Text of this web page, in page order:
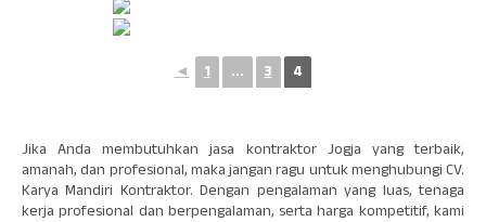
◄ 1 ... 3 4
Jika Anda membutuhkan jasa kontraktor Jogja yang terbaik,
amanah, dan profesional, maka jangan ragu untuk menghubungi CV.
Karya Mandiri Kontraktor. Dengan pengalaman yang luas, tenaga
kerja profesional dan berpengalaman, serta harga kompetitif, kami